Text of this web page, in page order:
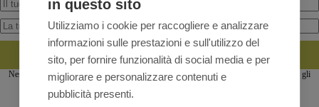
ISCRIVITI
Nessun importo minimo dell'ordine. Valido anche su articoli a prezzo scontato (escluso gli
articoli Outlet). NON Cumulabile con altri Codici Promozionali dedicati.
in questo sito
Utilizziamo i cookie per raccogliere e analizzare
informazioni sulle prestazioni e sull'utilizzo del
sito, per fornire funzionalità di social media e per
migliorare e personalizzare contenuti e
pubblicità presenti.